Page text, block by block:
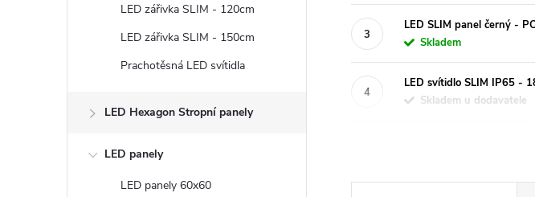
LED zářivka SLIM - 120cm
LED zářivka SLIM - 150cm
Prachotěsná LED svítidla
LED Hexagon Stropní panely
LED panely
LED panely 60x60
LED SLIM panel černý -
Skladem
LED svítidlo SLIM IP65 -
Skladem u dodavatele